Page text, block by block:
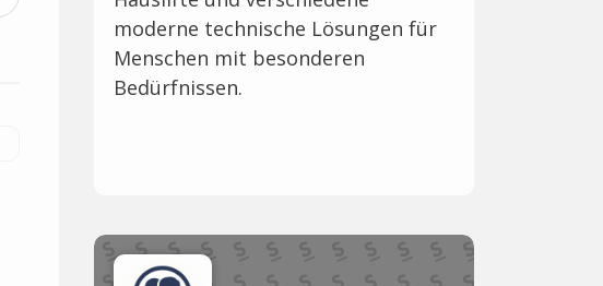
moderne technische Lösungen für
Menschen mit besonderen
Bedürfnissen.